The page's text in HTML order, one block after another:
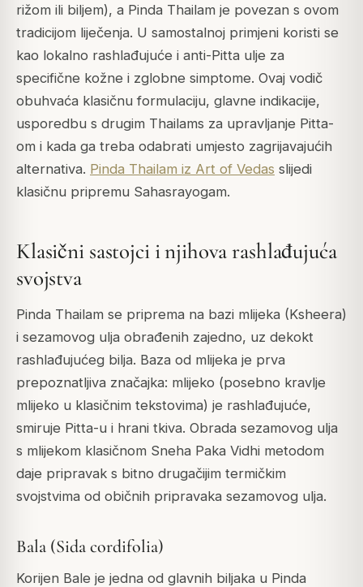
rižom ili biljem), a Pinda Thailam je povezan s ovom
tradicijom liječenja. U samostalnoj primjeni koristi se
kao lokalno rashlađujuće i anti-Pitta ulje za
specifične kožne i zglobne simptome. Ovaj vodič
obuhvaća klasičnu formulaciju, glavne indikacije,
usporedbu s drugim Thailams za upravljanje Pitta-
om i kada ga treba odabrati umjesto zagrijavajućih
alternativa. Pinda Thailam iz Art of Vedas slijedi
klasičnu pripremu Sahasrayogam.
Klasični sastojci i njihova rashlađujuća
svojstva
Pinda Thailam se priprema na bazi mlijeka (Ksheera)
i sezamovog ulja obrađenih zajedno, uz dekokt
rashlađujućeg bilja. Baza od mlijeka je prva
prepoznatljiva značajka: mlijeko (posebno kravlje
mlijeko u klasičnim tekstovima) je rashlađujuće,
smiruje Pitta-u i hrani tkiva. Obrada sezamovog ulja
s mlijekom klasičnom Sneha Paka Vidhi metodom
daje pripravak s bitno drugačijim termičkim
svojstvima od običnih pripravaka sezamovog ulja.
Bala (Sida cordifolia)
Korijen Bale je jedna od glavnih biljaka u Pinda